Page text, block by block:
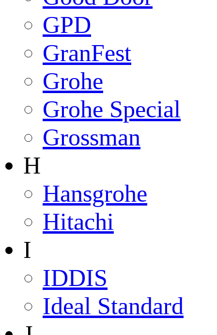
GPD
GranFest
Grohe
Grohe Special
Grossman
H
Hansgrohe
Hitachi
I
IDDIS
Ideal Standard